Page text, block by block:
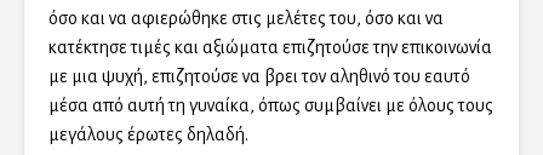
όσο και να αφιερώθηκε στις μελέτες του, όσο και να
κατέκτησε τιμές και αξιώματα επιζητούσε την επικοινωνία
με μια ψυχή, επιζητούσε να βρει τον αληθινό του εαυτό
μέσα από αυτή τη γυναίκα, όπως συμβαίνει με όλους τους
μεγάλους έρωτες δηλαδή.